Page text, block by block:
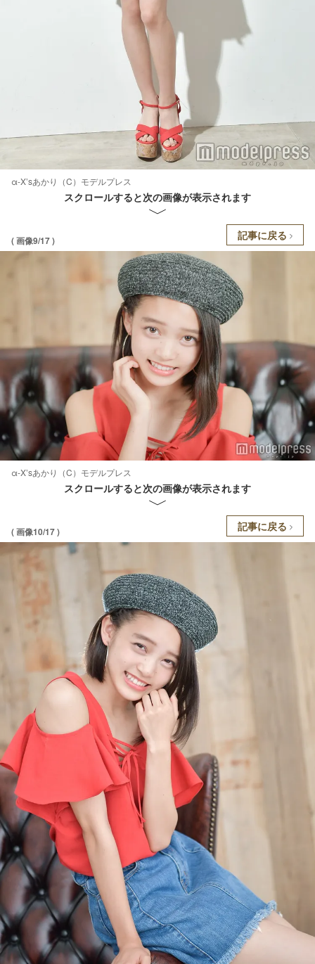
α-X’sあかり（C）モデルプレス
スクロールすると次の画像が表示されます
( 画像9/17 ) 記事に戻る
α-X’sあかり（C）モデルプレス
スクロールすると次の画像が表示されます
( 画像10/17 ) 記事に戻る